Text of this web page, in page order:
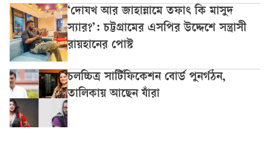
‘দোযখ আর জাহান্নামে তফাৎ কি মাসুদ
স্যার?’: চট্টগ্রামের এসপির উদ্দেশে সন্ত্রাসী
রায়হানের পোস্ট
চলচ্চিত্র সার্টিফিকেশন বোর্ড পুনর্গঠন,
তালিকায় আছেন যাঁরা